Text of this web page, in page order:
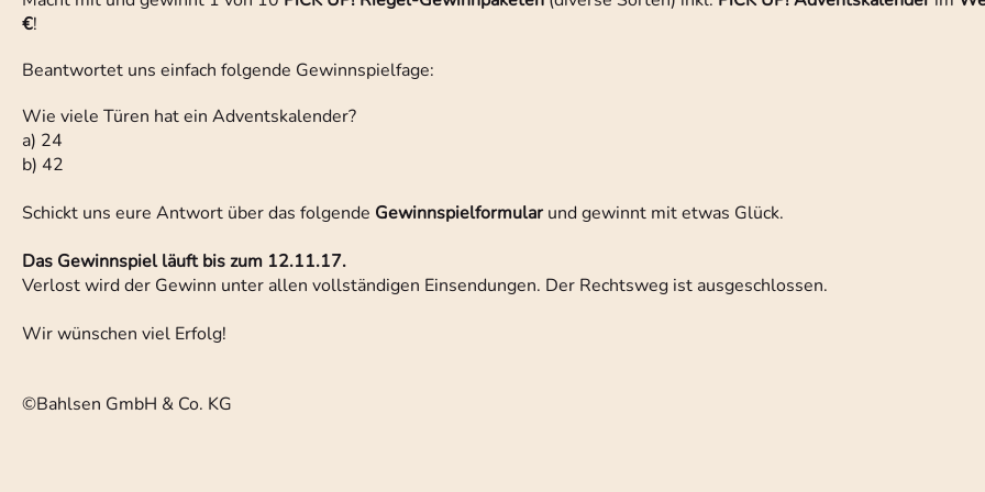
€!
Beantwortet uns einfach folgende Gewinnspielfage:
Wie viele Türen hat ein Adventskalender?
a) 24
b) 42
Schickt uns eure Antwort über das folgende Gewinnspielformularund gewinnt mit etwas Glück.
Das Gewinnspiel läuft bis zum 12.11.17.
Verlost wird der Gewinn unter allen vollständigen Einsendungen. Der Rechtsweg ist ausgeschlossen.
Wir wünschen viel Erfolg!
©Bahlsen GmbH & Co. KG